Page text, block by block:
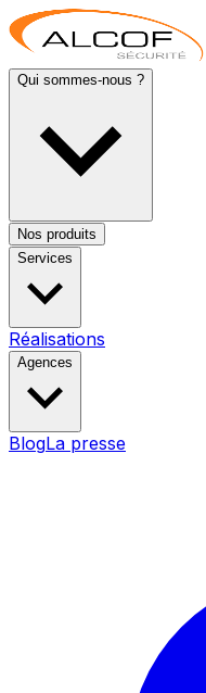
Qui sommes-nous ?
Nos produits
Services
Réalisations
Agences
BlogLa presse